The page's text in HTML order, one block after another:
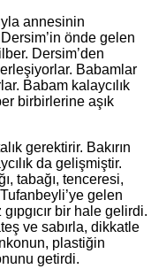
annesinin
önde gelen
Dersim’den
Babamlar
Babam kalaycılık
birbirlerine aşık
gerektirir. Bakırın
da gelişmiştir.
tabağı, tenceresi,
gelen
bir hale gelirdi.
ve sabırla, dikkatle
plastiğin
getirdi.